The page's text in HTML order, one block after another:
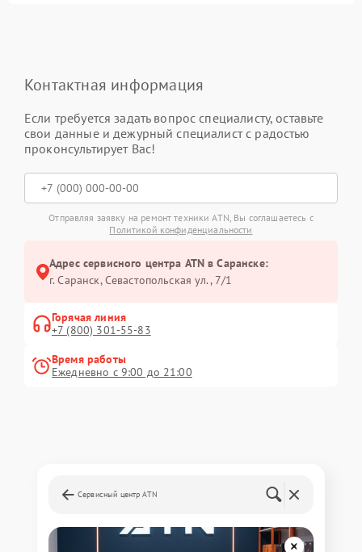
Контактная информация
Если требуется задать вопрос специалисту, оставьте
свои данные и дежурный специалист с радостью
проконсультирует Вас!
Отправляя заявку на ремонт техники ATN, Вы соглашаетесь с
Политикой конфиденциальности
Адрес сервисного центра ATN в Саранске:
г. Саранск, Севастопольская ул., 7/1
Горячая линия
+7 (800) 301-55-83
Время работы
Ежедневно с 9:00 до 21:00
Сервисный центр ATN